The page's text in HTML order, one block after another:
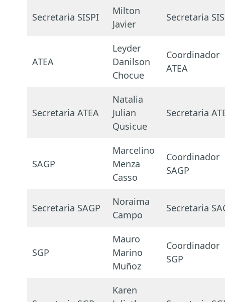
Secretaria SISPI
Milton
Javier
Secretaria
ATEA
Leyder
Danilson
Chocue
Coordinador
ATEA
Secretaria ATEA
Natalia
Julian
Qusicue
Secretaria
SAGP
Marcelino
Menza
Casso
Coordinador
SAGP
Secretaria SAGP
Noraima
Campo
Secretaria
SGP
Mauro
Marino
Muñoz
Coordinador
SGP
Karen